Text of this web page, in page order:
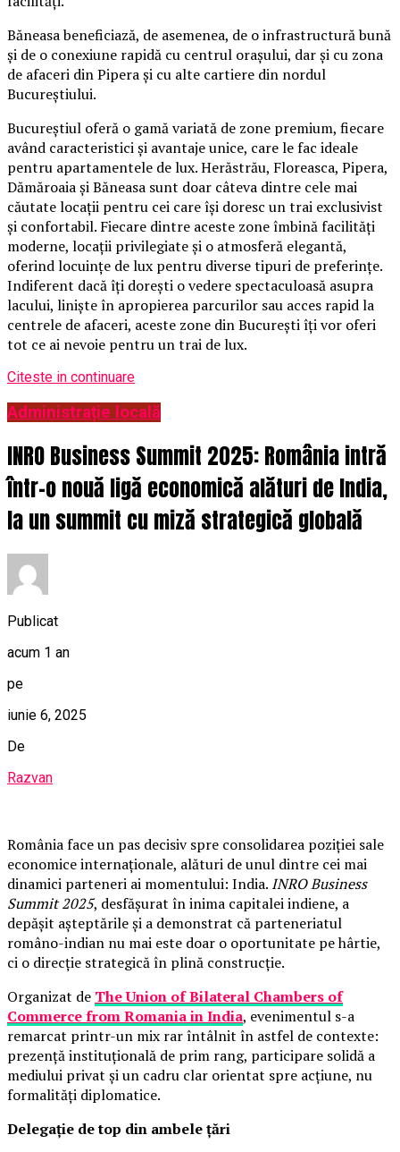
Băneasa beneficiază, de asemenea, de o infrastructură bună
și de o conexiune rapidă cu centrul orașului, dar și cu zona
de afaceri din Pipera și cu alte cartiere din nordul
Bucureștiului.
Bucureștiul oferă o gamă variată de zone premium, fiecare
având caracteristici și avantaje unice, care le fac ideale
pentru apartamentele de lux. Herăstrău, Floreasca, Pipera,
Dămăroaia și Băneasa sunt doar câteva dintre cele mai
căutate locații pentru cei care își doresc un trai exclusivist
și confortabil. Fiecare dintre aceste zone îmbină facilități
moderne, locații privilegiate și o atmosferă elegantă,
oferind locuințe de lux pentru diverse tipuri de preferințe.
Indiferent dacă îți dorești o vedere spectaculoasă asupra
lacului, liniște în apropierea parcurilor sau acces rapid la
centrele de afaceri, aceste zone din București îți vor oferi
tot ce ai nevoie pentru un trai de lux.
Citeste in continuare
Administrație locală
INRO Business Summit 2025: România intră
într-o nouă ligă economică alături de India,
la un summit cu miză strategică globală
Publicat
acum 1 an
pe
iunie 6, 2025
De
Razvan
România face un pas decisiv spre consolidarea poziției sale
economice internaționale, alături de unul dintre cei mai
dinamici parteneri ai momentului: India. INRO Business
Summit 2025, desfășurat în inima capitalei indiene, a
depășit așteptările și a demonstrat că parteneriatul
româno-indian nu mai este doar o oportunitate pe hârtie,
ci o direcție strategică în plină construcție.
Organizat de The Union of Bilateral Chambers of
Commerce from Romania in India, evenimentul s-a
remarcat printr-un mix rar întâlnit în astfel de contexte:
prezență instituțională de prim rang, participare solidă a
mediului privat și un cadru clar orientat spre acțiune, nu
formalități diplomatice.
Delegație de top din ambele țări